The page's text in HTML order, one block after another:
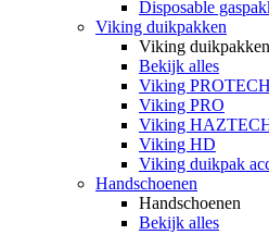
Disposable
Viking duikpakken
Viking duikpakken
Bekijk alles
Viking
Viking PRO
Viking
Viking HD
Viking duikpak
Handschoenen
Handschoenen
Bekijk alles